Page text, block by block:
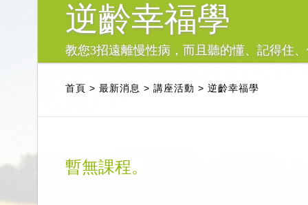
逆齡幸福學
教您3招遠離慢性病，而且聽的懂、記得住
首頁 > 最新消息 > 講座活動 > 逆齡幸福學
暫無課程。